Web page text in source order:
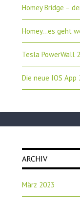
Homey Bridge –
Homey…es geht
Tesla PowerWall
Die neue IOS App
ARCHIV
März 2023